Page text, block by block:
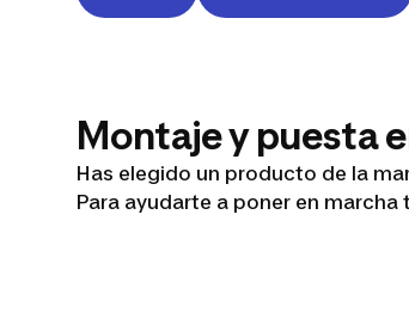
Montaje y puesta
Has elegido un producto de la
Para ayudarte a poner en
EL540
BLACK